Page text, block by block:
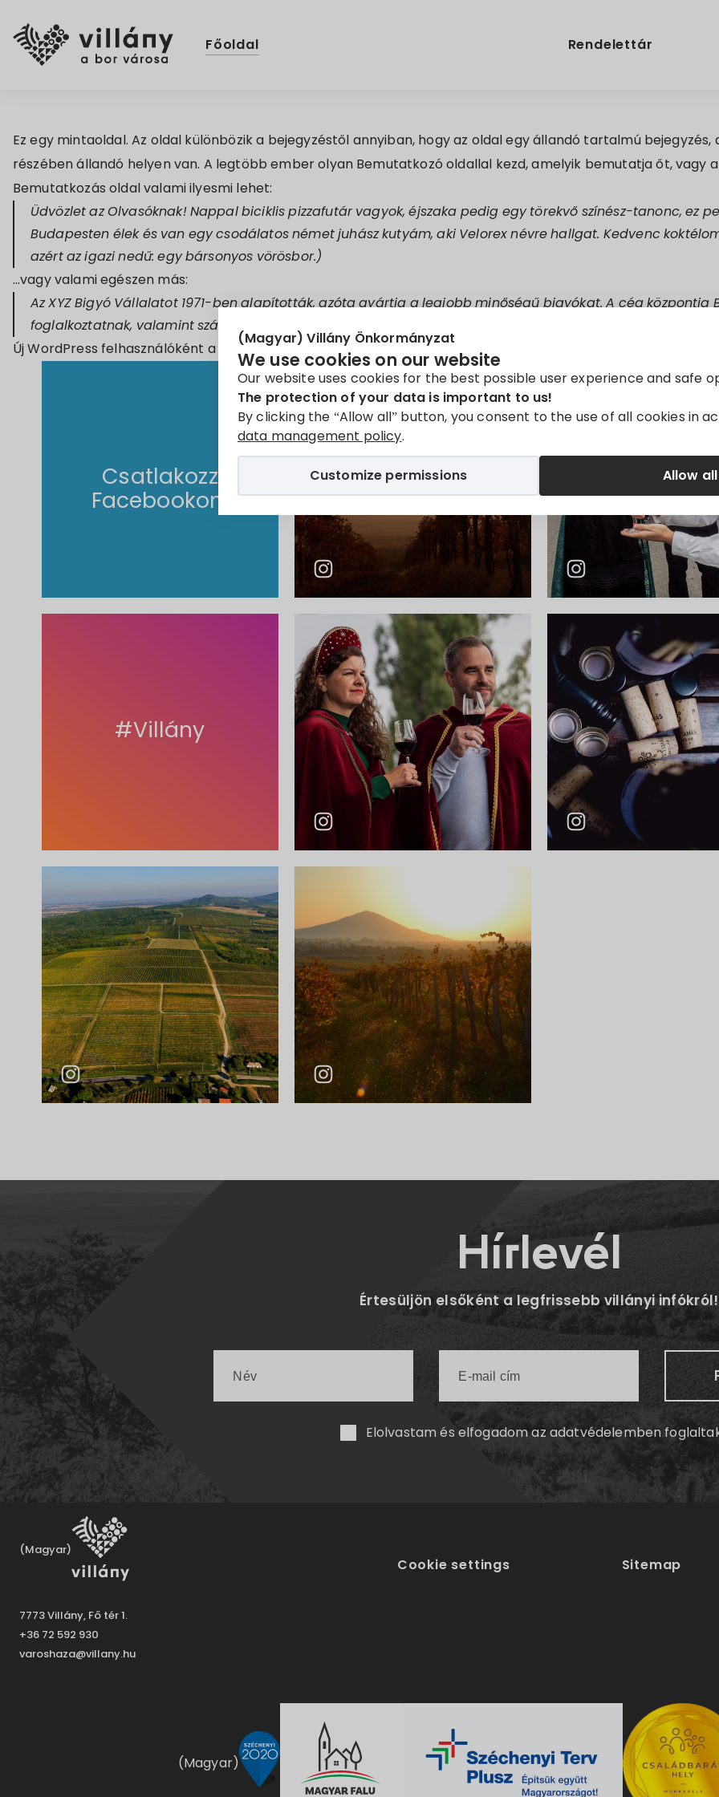
(Magyar) Villány Önkormányzat
We use cookies on our website
Our website uses cookies for the best possible user experience and safe
The protection of your data is important to us!
By clicking the “Allow all” button, you consent to the use of all cookies in
data management policy.
Allow all
Customize permissions
Főoldal Rendelettár
Ez egy mintaoldal. Az oldal különbözik a bejegyzéstől annyiban, hogy az oldal egy állandó tartalmú
részében állandó helyen van. A legtöbb ember olyan Bemutatkozó oldallal kezd, amelyik bemutatja őt, vagy
Bemutatkozás oldal valami ilyesmi lehet:
Üdvözlet az Olvasóknak! Nappal biciklis pizzafutár vagyok, éjszaka pedig egy törekvő színész-tanonc, ez
Budapesten élek és van egy csodálatos német juhász kutyám, aki Velorex névre hallgat. Kedvenc
azért az igazi nedű: egy bársonyos vörösbor.)
…vagy valami egészen más:
Az XYZ Bigyó Vállalatot 1971-ben alapították, azóta gyártja a legjobb minőségű bigyókat. A cég
foglalkoztatnak, valamint számos közösségi és jótékonysági programban is aktívan résztvesznek.
Új WordPress felhasználóként a
Vezérlőpultrészre ugorva lehet törölni ezt az oldalt, és létrehozni egy úja
Csatlakozz
Facebookon!
#Villány
Hírlevél
Értesüljön elsőként a legfrissebb villányi infókról!
Elolvastam és elfogadom azadatvédelemben
(Magyar)
7773 Villány, Fő tér 1.
+36 72 592 930
varoshaza@villany.hu
Cookie settings Sitemap
(Magyar)